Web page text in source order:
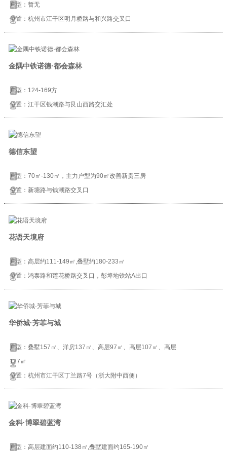
户型：暂无
位置：杭州市江干区明月桥路与和兴路交叉口
金隅中铁诺德·都会森林
户型：124-169方
位置：江干区钱潮路与艮山西路交汇处
德信东望
户型：70㎡-130㎡，主力户型为90㎡改善新贵三房
位置：新塘路与钱潮路交叉口
花语天境府
户型：高层约111-149㎡,叠墅约180-233㎡
位置：鸿泰路和莲花桥路交叉口，彭埠地铁站A出口
华侨城·芳菲与城
户型：叠墅157㎡、洋房137㎡、高层97㎡、高层107㎡、高层
127㎡
位置：杭州市江干区丁兰路7号（浙大附中西侧）
金科·博翠碧蓝湾
户型：高层建面约110-138㎡,叠墅建面约165-190㎡